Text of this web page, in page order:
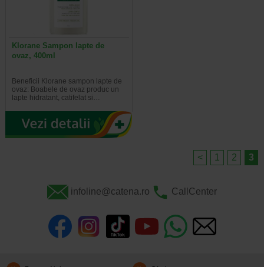
Klorane Sampon lapte de
ovaz, 400ml
Beneficii Klorane sampon lapte de
ovaz: Boabele de ovaz produc un
lapte hidratant, catifelat si…
< 1 2 3
infoline@catena.ro CallCenter